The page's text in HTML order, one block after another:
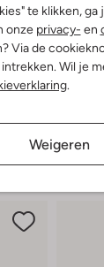
te klikken,
onze privacy- en
Via de
Wil je
.
Weigeren